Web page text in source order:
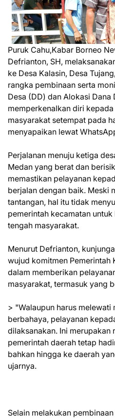
Puruk Cahu,Kabar Borneo
Defrianton, SH,
ke Desa Kalasin, Desa
rangka pembinaan serta
Desa (DD) dan Alokasi Dana
memperkenalkan diri
masyarakat setempat pada
menyapaikan lewat
Perjalanan menuju ketiga
Medan yang berat dan
memastikan pelayanan
berjalan dengan baik. Meski
tantangan, hal itu tidak
pemerintah kecamatan
tengah masyarakat.
Menurut Defrianton,
wujud komitmen Pemerintah
dalam memberikan
masyarakat, termasuk yang
> "Walaupun harus melewati
berbahaya, pelayanan
dilaksanakan. Ini merupakan
pemerintah daerah tetap
bahkan hingga ke daerah
ujarnya.
Selain melakukan